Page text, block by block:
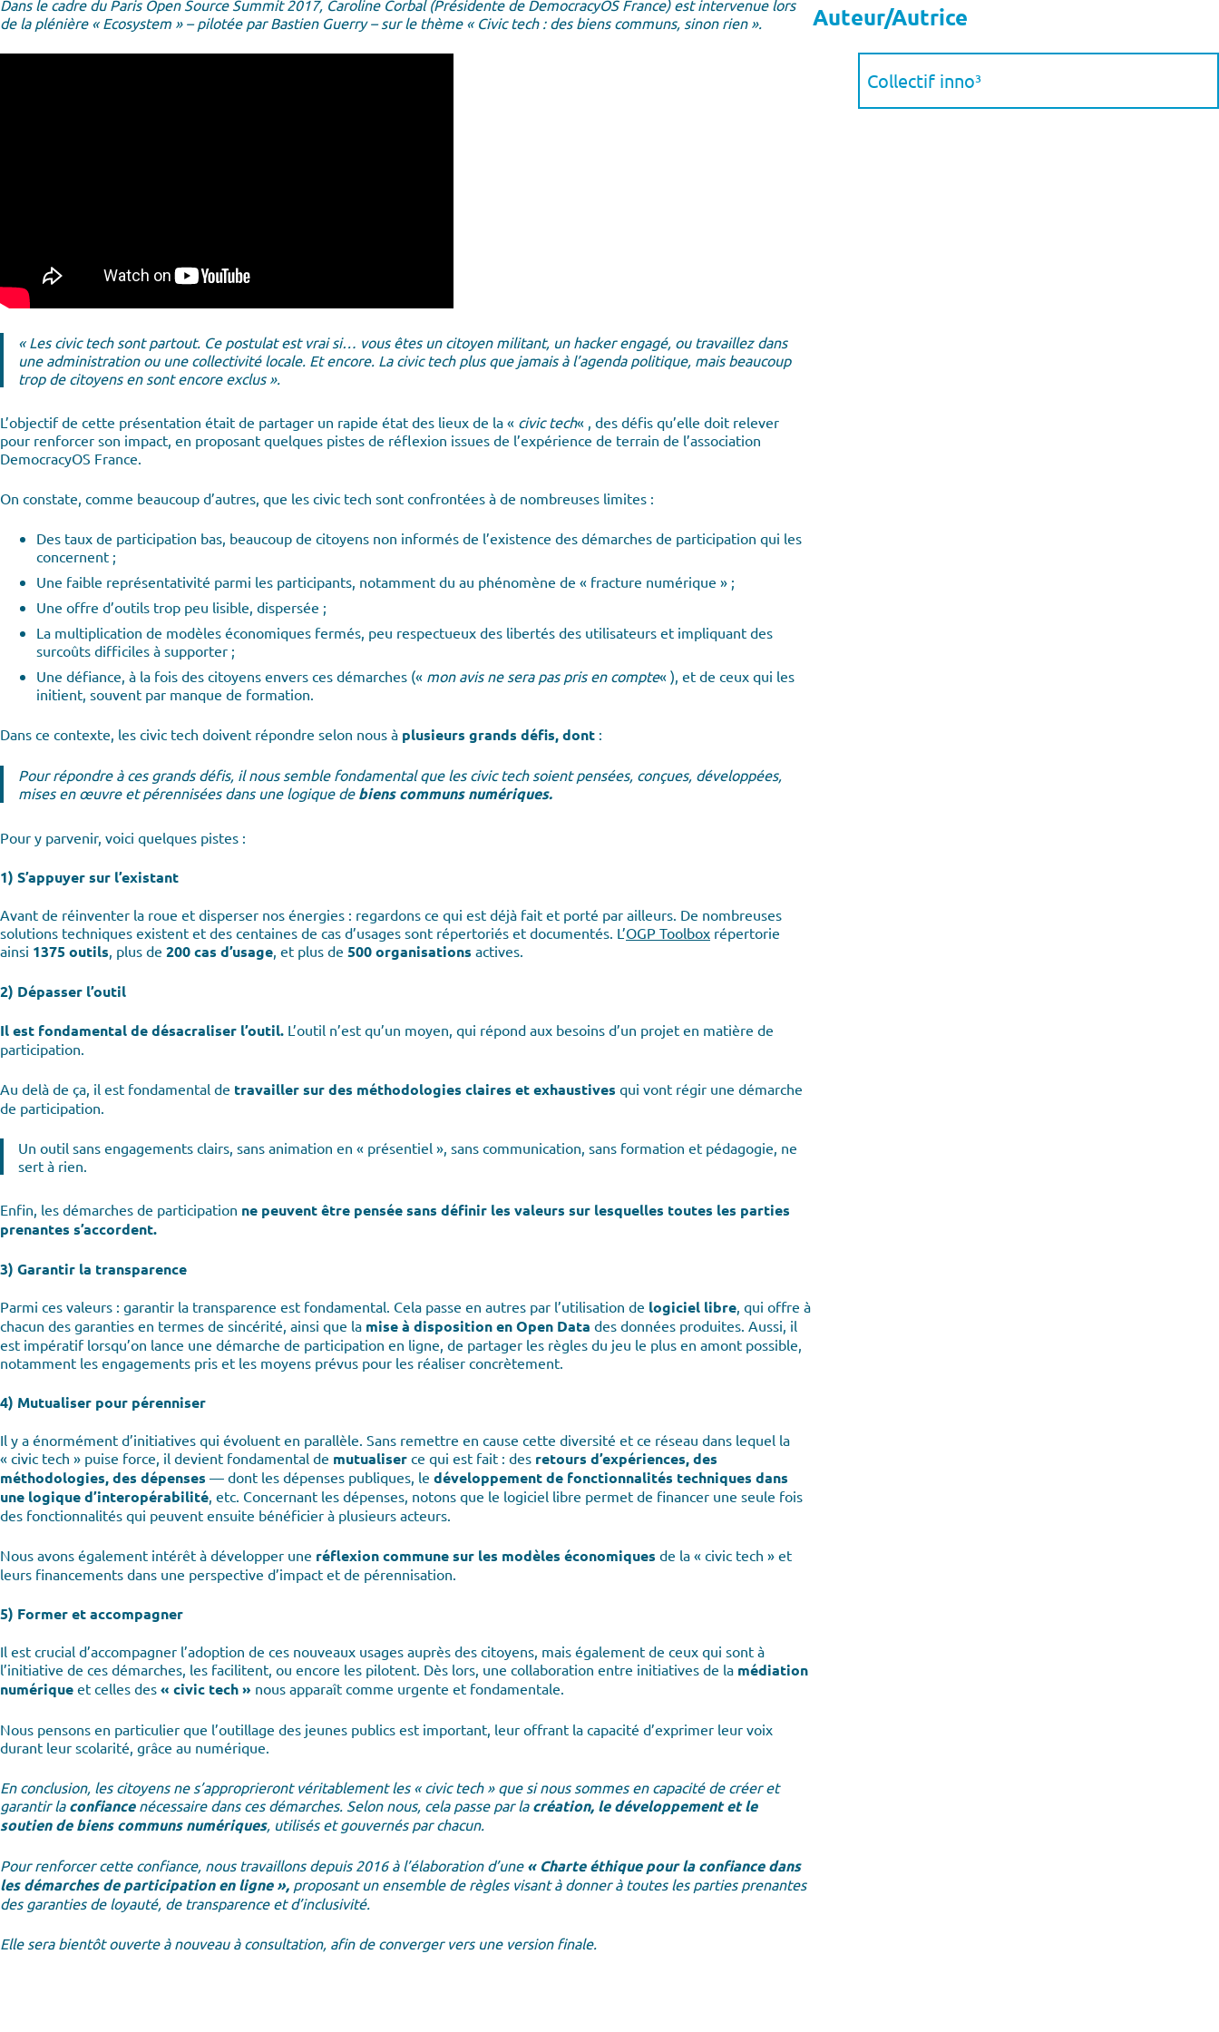
Dans le cadre du Paris Open Source Summit 2017, Caroline Corbal (Présidente de DemocracyOS France) est intervenue lors
de la plénière « Ecosystem » – pilotée par Bastien Guerry – sur le thème « Civic tech : des biens communs, sinon rien ».
« Les civic tech sont partout. Ce postulat est vrai si… vous êtes un citoyen militant, un hacker engagé, ou travaillez dans
une administration ou une collectivité locale. Et encore. La civic tech plus que jamais à l’agenda politique, mais beaucoup
trop de citoyens en sont encore exclus ».
L’objectif de cette présentation était de partager un rapide état des lieux de la « civic tech« , des défis qu’elle doit relever
pour renforcer son impact, en proposant quelques pistes de réflexion issues de l’expérience de terrain de l’association
DemocracyOS France.
On constate, comme beaucoup d’autres, que les civic tech sont confrontées à de nombreuses limites :
Des taux de participation bas, beaucoup de citoyens non informés de l’existence des démarches de participation qui les
concernent ;
Une faible représentativité parmi les participants, notamment du au phénomène de « fracture numérique » ;
Une offre d’outils trop peu lisible, dispersée ;
La multiplication de modèles économiques fermés, peu respectueux des libertés des utilisateurs et impliquant des
surcoûts difficiles à supporter ;
Une défiance, à la fois des citoyens envers ces démarches (« mon avis ne sera pas pris en compte« ), et de ceux qui les
initient, souvent par manque de formation.
Dans ce contexte, les civic tech doivent répondre selon nous à plusieurs grands défis, dont :
Pour répondre à ces grands défis, il nous semble fondamental que les civic tech soient pensées, conçues, développées,
mises en œuvre et pérennisées dans une logique de biens communs numériques.
Pour y parvenir, voici quelques pistes :
1) S’appuyer sur l’existant
Avant de réinventer la roue et disperser nos énergies : regardons ce qui est déjà fait et porté par ailleurs. De nombreuses
solutions techniques existent et des centaines de cas d’usages sont répertoriés et documentés. L’OGP Toolbox répertorie
ainsi 1375 outils, plus de 200 cas d’usage, et plus de 500 organisations actives.
2) Dépasser l’outil
Il est fondamental de désacraliser l’outil. L’outil n’est qu’un moyen, qui répond aux besoins d’un projet en matière de
participation.
Au delà de ça, il est fondamental de travailler sur des méthodologies claires et exhaustives qui vont régir une démarche
de participation.
Un outil sans engagements clairs, sans animation en « présentiel », sans communication, sans formation et pédagogie, ne
sert à rien.
Enfin, les démarches de participation ne peuvent être pensée sans définir les valeurs sur lesquelles toutes les parties
prenantes s’accordent.
3) Garantir la transparence
Parmi ces valeurs : garantir la transparence est fondamental. Cela passe en autres par l’utilisation de logiciel libre , qui offre à
chacun des garanties en termes de sincérité, ainsi que la mise à disposition en Open Data des données produites. Aussi, il
est impératif lorsqu’on lance une démarche de participation en ligne, de partager les règles du jeu le plus en amont possible,
notamment les engagements pris et les moyens prévus pour les réaliser concrètement.
4) Mutualiser pour pérenniser
Il y a énormément d’initiatives qui évoluent en parallèle. Sans remettre en cause cette diversité et ce réseau dans lequel la
« civic tech » puise force, il devient fondamental de mutualiser ce qui est fait : des retours d’expériences, des
méthodologies, des dépenses — dont les dépenses publiques, le développement de fonctionnalités techniques dans
une logique d’interopérabilité, etc. Concernant les dépenses, notons que le logiciel libre permet de financer une seule fois
des fonctionnalités qui peuvent ensuite bénéficier à plusieurs acteurs.
Nous avons également intérêt à développer une réflexion commune sur les modèles économiques de la « civic tech » et
leurs financements dans une perspective d’impact et de pérennisation.
5) Former et accompagner
Il est crucial d’accompagner l’adoption de ces nouveaux usages auprès des citoyens, mais également de ceux qui sont à
l’initiative de ces démarches, les facilitent, ou encore les pilotent. Dès lors, une collaboration entre initiatives de la médiation
numérique et celles des « civic tech » nous apparaît comme urgente et fondamentale.
Nous pensons en particulier que l’outillage des jeunes publics est important, leur offrant la capacité d’exprimer leur voix
durant leur scolarité, grâce au numérique.
En conclusion, les citoyens ne s’approprieront véritablement les « civic tech » que si nous sommes en capacité de créer et
garantir la confiancenécessaire dans ces démarches. Selon nous, cela passe par la création, le développement et le
soutien de biens communs numériques, utilisés et gouvernés par chacun.
Pour renforcer cette confiance, nous travaillons depuis 2016 à l’élaboration d’une « Charte éthique pour la confiance dans
les démarches de participation en ligne », proposant un ensemble de règles visant à donner à toutes les parties prenantes
des garanties de loyauté, de transparence et d’inclusivité.
Elle sera bientôt ouverte à nouveau à consultation, afin de converger vers une version finale.
Auteur/Autrice
Collectif inno³